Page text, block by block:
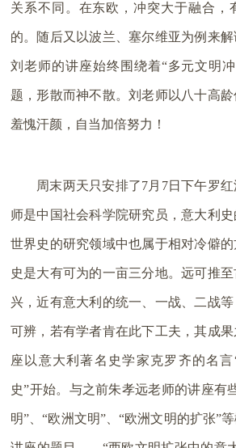
关系不同。在东欧，冲突大于融合，
的。随后又以波兰、塞尔维亚为例来解
刘老师的讲座始终围绕着“多元文明
题，形散而神不散。刘老师以八十高
羞愧汗颜，自当加倍努力！
周末两天只安排了7月7日下午罗
师是中国社会科学院研究员，意大利
世界史的研究领域中也属于相对冷僻
史是大有可为的一亩三分地。远可推
兴，近有意大利的统一、一战、二战
可辨，若有学者肯在此下工夫，其成
座以意大利著名史学家克罗齐的名
史”开始。与之前朱孝远老师的讲座有
明”、“欧洲文明”、“欧洲文明的扩张”